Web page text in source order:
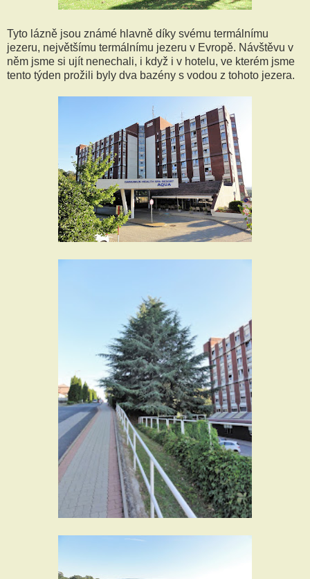
Tyto lázně jsou známé hlavně díky svému termálnímu
jezeru, největšímu termálnímu jezeru v Evropě. Návštěvu v
něm jsme si ujít nenechali, i když i v hotelu, ve kterém jsme
tento týden prožili byly dva bazény s vodou z tohoto jezera.